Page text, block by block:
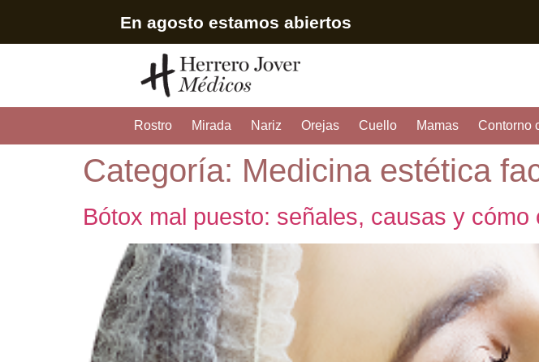
En agosto estamos abiertos
Rostro Mirada Nariz Orejas Cuello Mamas Contorno
Categoría: Medicina estética
Bótox mal puesto: señales, causas y cómo